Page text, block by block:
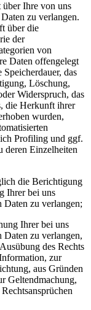
Ihre von uns
zu verlangen.
über die
der
von
Daten offengelegt
das
Löschung,
Widerspruch, das
die Herkunft ihrer
wurden,
Profiling und ggf.
deren Einzelheiten
die Berichtigung
Ihrer bei uns
Daten zu verlangen;
Ihrer bei uns
Daten zu verlangen,
des Rechts
zur
aus Gründen
Geltendmachung,